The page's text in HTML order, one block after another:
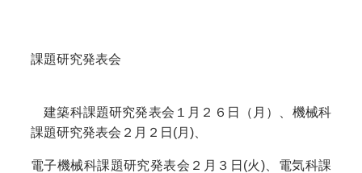
課題研究発表会
建築科課題研究発表会１月２６日（月）、機械科
課題研究発表会２月２日(月)、
電子機械科課題研究発表会２月３日(火)、電気科課